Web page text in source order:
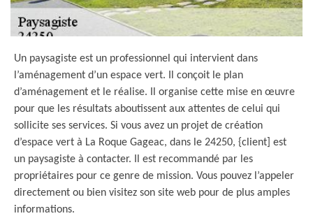
Un paysagiste est un professionnel qui intervient dans
l’aménagement d’un espace vert. Il conçoit le plan
d’aménagement et le réalise. Il organise cette mise en œuvre
pour que les résultats aboutissent aux attentes de celui qui
sollicite ses services. Si vous avez un projet de création
d’espace vert à La Roque Gageac, dans le 24250, {client] est
un paysagiste à contacter. Il est recommandé par les
propriétaires pour ce genre de mission. Vous pouvez l’appeler
directement ou bien visitez son site web pour de plus amples
informations.